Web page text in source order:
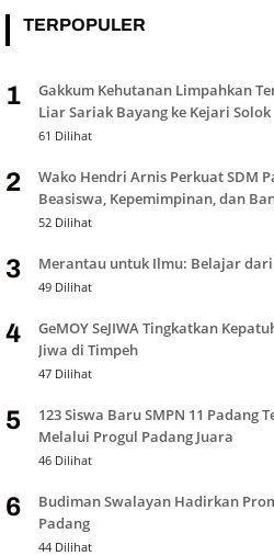
TERPOPULER
1
Gakkum Kehutanan Limpahkan
Liar Sariak Bayang ke Kejari Solok
61 Dilihat
2
Wako Hendri Arnis Perkuat SDM
Beasiswa, Kepemimpinan, dan
52 Dilihat
3 Merantau untuk Ilmu: Belajar
49 Dilihat
4
GeMOY SeJIWA Tingkatkan
Jiwa di Timpeh
47 Dilihat
5
123 Siswa Baru SMPN 11 Padang
Melalui Progul Padang Juara
46 Dilihat
6
Budiman Swalayan Hadirkan
Padang
44 Dilihat